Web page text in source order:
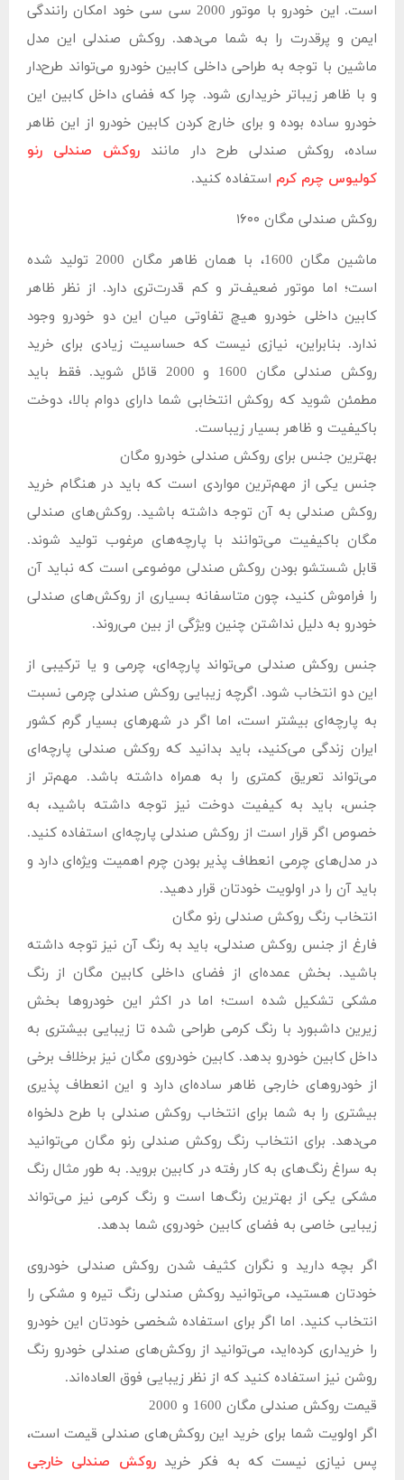
است. این خودرو با موتور 2000 سی سی خود امکان رانندگی
ایمن و پرقدرت را به شما می‌دهد. روکش صندلی این مدل
ماشین با توجه به طراحی داخلی کابین خودرو می‌تواند طرح‌دار
و با ظاهر زیباتر خریداری شود. چرا که فضای داخل کابین این
خودرو ساده بوده و برای خارج کردن کابین خودرو از این ظاهر
ساده، روکش صندلی طرح دار مانند روکش صندلی رنو
کولیوس چرم کرم استفاده کنید.
روکش صندلی مگان ۱۶۰۰
ماشین مگان 1600، با همان ظاهر مگان 2000 تولید شده
است؛ اما موتور ضعیف‌تر و کم قدرت‌تری دارد. از نظر ظاهر
کابین داخلی خودرو هیچ تفاوتی میان این دو خودرو وجود
ندارد. بنابراین، نیازی نیست که حساسیت زیادی برای خرید
روکش صندلی مگان 1600 و 2000 قائل شوید. فقط باید
مطمئن شوید که روکش انتخابی شما دارای دوام بالا، دوخت
باکیفیت و ظاهر بسیار زیباست.
بهترین جنس برای روکش صندلی خودرو مگان
جنس یکی از مهم‌ترین مواردی است که باید در هنگام خرید
روکش صندلی به آن توجه داشته باشید. روکش‌های صندلی
مگان باکیفیت می‌توانند با پارچه‌های مرغوب تولید شوند.
قابل شستشو بودن روکش صندلی موضوعی است که نباید آن
را فراموش کنید، چون متاسفانه بسیاری از روکش‌های صندلی
خودرو به دلیل نداشتن چنین ویژگی از بین می‌روند.
جنس روکش صندلی می‌تواند پارچه‌ای، چرمی و یا ترکیبی از
این دو انتخاب شود. اگرچه زیبایی روکش صندلی چرمی نسبت
به پارچه‌ای بیشتر است، اما اگر در شهرهای بسیار گرم کشور
ایران زندگی می‌کنید، باید بدانید که روکش صندلی پارچه‌ای
می‌تواند تعریق کمتری را به همراه داشته باشد. مهم‌تر از
جنس، باید به کیفیت دوخت نیز توجه داشته باشید، به
خصوص اگر قرار است از روکش صندلی پارچه‌ای استفاده کنید.
در مدل‌های چرمی انعطاف پذیر بودن چرم اهمیت ویژه‌ای دارد و
باید آن را در اولویت خودتان قرار دهید.
انتخاب رنگ روکش صندلی رنو مگان
فارغ از جنس روکش صندلی، باید به رنگ آن نیز توجه داشته
باشید. بخش عمده‌ای از فضای داخلی کابین مگان از رنگ
مشکی تشکیل شده است؛ اما در اکثر این خودروها بخش
زیرین داشبورد با رنگ کرمی طراحی شده تا زیبایی بیشتری به
داخل کابین خودرو بدهد. کابین خودروی مگان نیز برخلاف برخی
از خودروهای خارجی ظاهر ساده‌ای دارد و این انعطاف پذیری
بیشتری را به شما برای انتخاب روکش صندلی با طرح دلخواه
می‌دهد. برای انتخاب رنگ روکش صندلی رنو مگان می‌توانید
به سراغ رنگ‌های به کار رفته در کابین بروید. به طور مثال رنگ
مشکی یکی از بهترین رنگ‌ها است و رنگ کرمی نیز می‌تواند
زیبایی خاصی به فضای کابین خودروی شما بدهد.
اگر بچه دارید و نگران کثیف شدن روکش صندلی خودروی
خودتان هستید، می‌توانید روکش صندلی رنگ تیره و مشکی را
انتخاب کنید. اما اگر برای استفاده شخصی خودتان این خودرو
را خریداری کرده‌اید، می‌توانید از روکش‌های صندلی خودرو رنگ
روشن نیز استفاده کنید که از نظر زیبایی فوق العاده‌اند.
قیمت روکش صندلی مگان 1600 و 2000
اگر اولویت شما برای خرید این روکش‌های صندلی قیمت است،
پس نیازی نیست که به فکر خریدروکش صندلی خارجی